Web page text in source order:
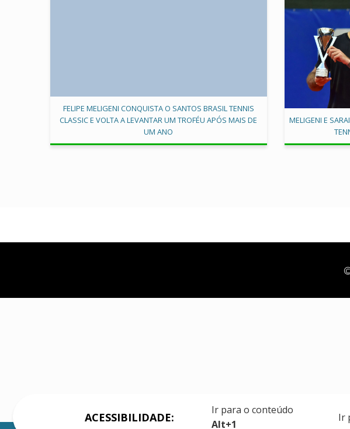
FELIPE MELIGENI CONQUISTA O SANTOS BRASIL TENNIS
CLASSIC E VOLTA A LEVANTAR UM TROFÉU APÓS MAIS DE
UM ANO
MELIGENI E
ACESSIBILIDADE:
Ir para o conteúdo
Alt+1
Ir